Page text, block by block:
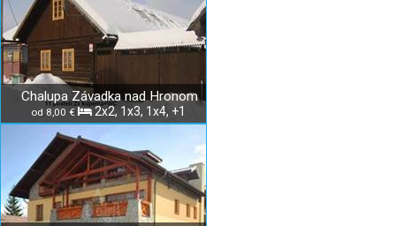
Chalupa Závadka nad Hronom
od 8,00 € 2x2, 1x3, 1x4, +1